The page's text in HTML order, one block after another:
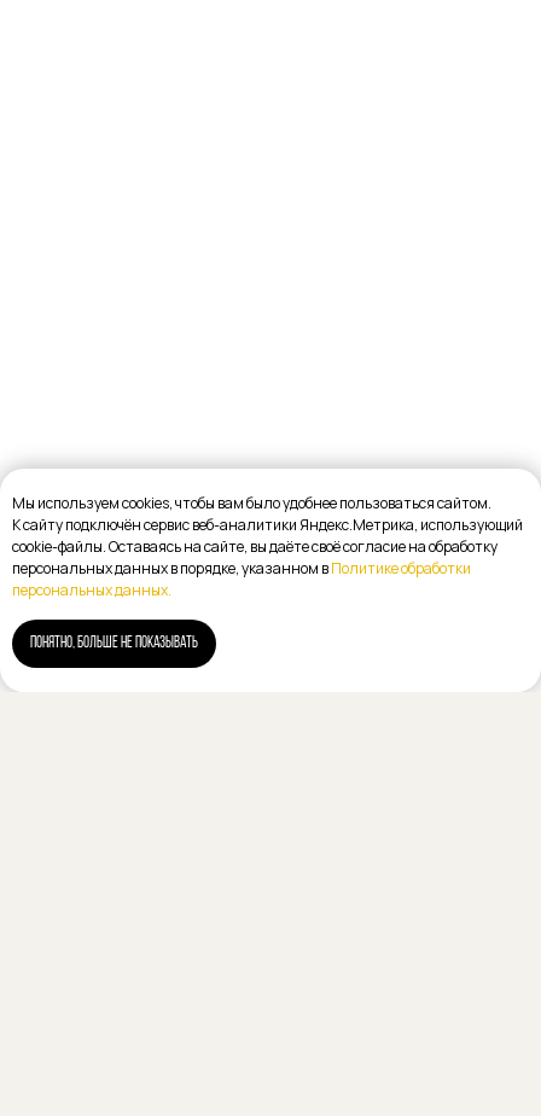
Мы используем cookies, чтобы вам было удобнее пользоваться сайтом.
К cайту подключён сервис веб-аналитики Яндекс.Метрика, использующий
cookie-файлы. Оставаясь на сайте, вы даёте своё согласие на обработку
персональных данных в порядке, указанном вПолитике обработки
персональных данных.
ПОНЯТНО, БОЛЬШЕ НЕ ПОКАЗЫВАТЬ